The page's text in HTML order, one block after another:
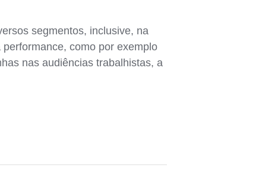
segmentos, inclusive, na
como por exemplo
nas audiências trabalhistas, a